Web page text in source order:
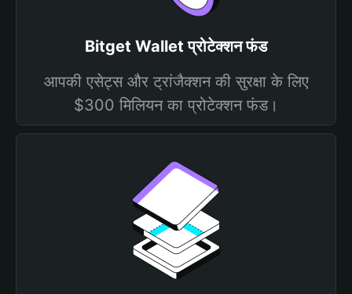
Bitget Wallet प्रोटेक्शन फंड
आपकी एसेट्स और ट्रांजैक्शन की सुरक्षा के लिए
$300 मिलियन का प्रोटेक्शन फंड।